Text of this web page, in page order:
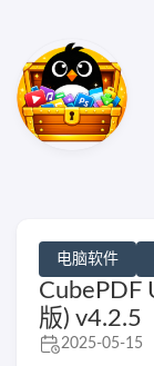
电脑软件
CubePDF
版) v4.2.5
2025-05-15